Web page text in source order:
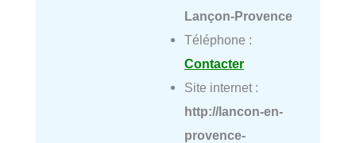
Lançon-Provence
Téléphone :
Contacter
Site internet :
http://lancon-en-
provence-